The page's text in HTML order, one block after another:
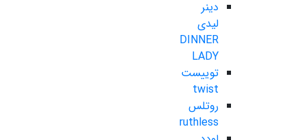
دینر
لیدی
DINNER
LADY
توییست
twist
روتلس
ruthless